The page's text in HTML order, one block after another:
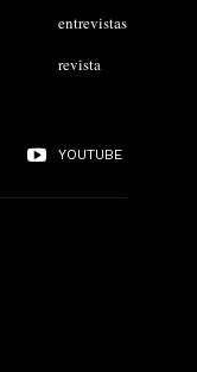
entrevistas
revista
YOUTUBE